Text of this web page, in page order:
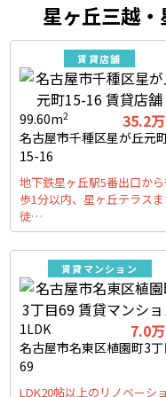
星ヶ丘三越
賃貸店舗
99.60m2 35.2
名古屋市千種区星が丘元
15-16
地下鉄星ヶ丘駅5番出口か
歩1分以内、星ヶ丘テラス
徒…
賃貸マンション
1LDK 7.0
名古屋市名東区植園町3丁
69
LDK20帖以上のリノベーショ